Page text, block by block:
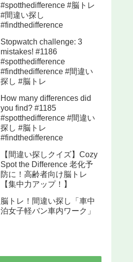
#spotthedifference #脳トレ
#間違い探し
#findthedifference
Stopwatch challenge: 3
mistakes! #1186
#spotthedifference
#findthedifference #間違い
探し #脳トレ
How many differences did
you find? #1185
#spotthedifference #間違い
探し #脳トレ
#findthedifference
【間違い探しクイズ】Cozy
Spot the Difference 老化予
防に！高齢者向け脳トレ
【集中力アップ！】
脳トレ！間違い探し「車中
泊女子軽バン車内ワーク」